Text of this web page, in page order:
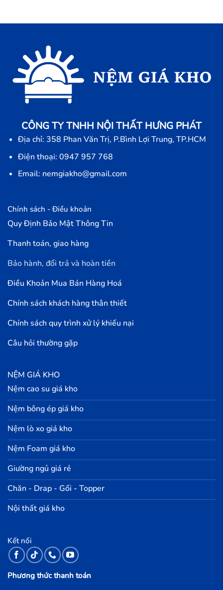
CÔNG TY TNHH NỘI THẤT HƯNG PHÁT
Địa chỉ: 358 Phan Văn Trị, P.Bình Lợi Trung, TP.HCM
Điện thoại: 0947 957 768
Email: nemgiakho@gmail.com
Chính sách - Điều khoản
Quy Định Bảo Mật Thông Tin
Thanh toán, giao hàng
Bảo hành, đổi trả và hoàn tiền
Điều Khoản Mua Bán Hàng Hoá
Chính sách khách hàng thân thiết
Chính sách quy trình xử lý khiếu nại
Câu hỏi thường gặp
NỆM GIÁ KHO
Nệm cao su giá kho
Nệm bông ép giá kho
Nệm lò xo giá kho
Nệm Foam giá kho
Giường ngủ giá rẻ
Chăn - Drap - Gối - Topper
Nội thất giá kho
Kết nối
Phương thức thanh toán